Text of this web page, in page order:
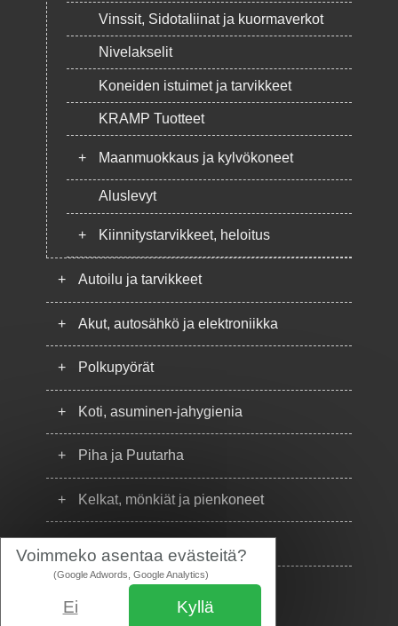
Voimmeko asentaa evästeitä?
(Google Adwords, Google Analytics)
Ei Kyllä
Vinssit, Sidotaliinat ja kuormaverkot
Nivelakselit
Koneiden istuimet ja tarvikkeet
KRAMP Tuotteet
+ Maanmuokkaus ja kylvökoneet
Aluslevyt
+ Kiinnitystarvikkeet, heloitus
+ Autoilu ja tarvikkeet
+ Akut, autosähkö ja elektroniikka
+ Polkupyörät
+ Koti, asuminen-jahygienia
+ Piha ja Puutarha
+ Kelkat, mönkiät ja pienkoneet